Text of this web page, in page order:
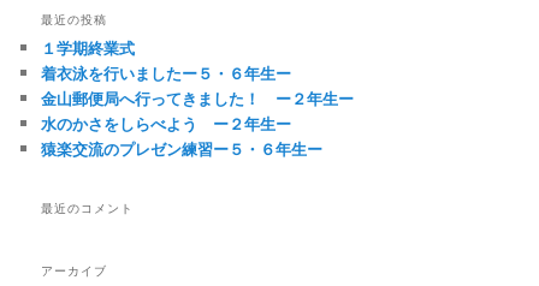
シ
ョ
ン
最近の投稿
１学期終業式
着衣泳を行いましたー５・６年生ー
金山郵便局へ行ってきました！ ー２年生ー
水のかさをしらべよう ー２年生ー
猿楽交流のプレゼン練習ー５・６年生ー
最近のコメント
アーカイブ